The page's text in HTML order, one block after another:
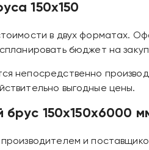
150х150
в двух форматах.
бюджет на
непосредственно
выгодные цены.
брус 150х150х6000
и